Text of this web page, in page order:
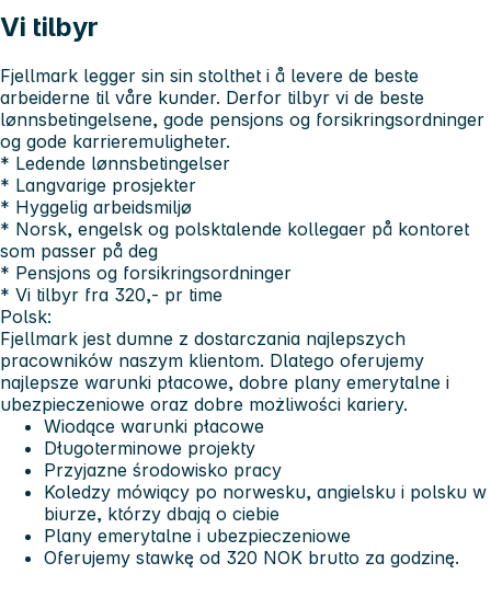
Vi tilbyr
Fjellmark legger sin sin stolthet i å levere de beste
arbeiderne til våre kunder. Derfor tilbyr vi de beste
lønnsbetingelsene, gode pensjons og forsikringsordninger
og gode karrieremuligheter.
* Ledende lønnsbetingelser
* Langvarige prosjekter
* Hyggelig arbeidsmiljø
* Norsk, engelsk og polsktalende kollegaer på kontoret
som passer på deg
* Pensjons og forsikringsordninger
* Vi tilbyr fra 320,- pr time
Polsk:
Fjellmark jest dumne z dostarczania najlepszych
pracowników naszym klientom. Dlatego oferujemy
najlepsze warunki płacowe, dobre plany emerytalne i
ubezpieczeniowe oraz dobre możliwości kariery.
Wiodące warunki płacowe
Długoterminowe projekty
Przyjazne środowisko pracy
Koledzy mówiący po norwesku, angielsku i polsku w
biurze, którzy dbają o ciebie
Plany emerytalne i ubezpieczeniowe
Oferujemy stawkę od 320 NOK brutto za godzinę.